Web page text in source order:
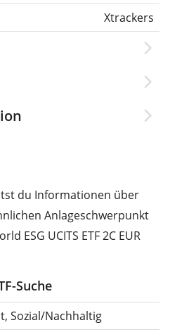
Xtrackers
du Informationen über
Anlageschwerpunkt
ESG UCITS ETF 2C EUR
Suche
Sozial/Nachhaltig